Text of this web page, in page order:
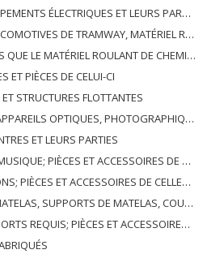
SONORES; APPAREILS D'ENREGISTREMENT OU DE REPRODUCTION DES IMAGES ET DU SON EN TÉLÉVISION, PIÈCES ET ACCESSOIRES DE TELS ARTICLES
DE CHEMIN DE FER OU DE TRAMWAY ET RACCORDS ET PIÈCES DE CELLES-CI; ÉQUIPEMENT DE SIGNALISATION DE TRAFIC MÉCANIQUE (Y COMPRIS ÉLECTRO-MÉCANIQUE) DE TOUS TYPES
DE CHEMIN DE FER OU DE TRAMWAY, ET LEURS PIÈCES ET ACCESSOIRES
ET PIÈCES DE CELUI-CI
STRUCTURES FLOTTANTES
CINÉMATOGRAPHIQUES, DE MESURE, DE CONTRÔLE, DE MÉDECINE OU DE CHIRURGIE; PIÈCES ET ACCESSOIRES
ET LEURS PARTIES
PIÈCES ET ACCESSOIRES DE TELS ARTICLES
PIÈCES ET ACCESSOIRES DE CELLES-CI
FARCI; LAMPES ET RACCORDS D'ÉCLAIRAGE, N.E.C .; SIGNES LUMINEUSES, PLAQUES DE NOMS LUMINEUSES ET SIMILAIRES; BÂTIMENTS PRÉFABRIQUÉS
REQUIS; PIÈCES ET ACCESSOIRES DE CELLES-CI